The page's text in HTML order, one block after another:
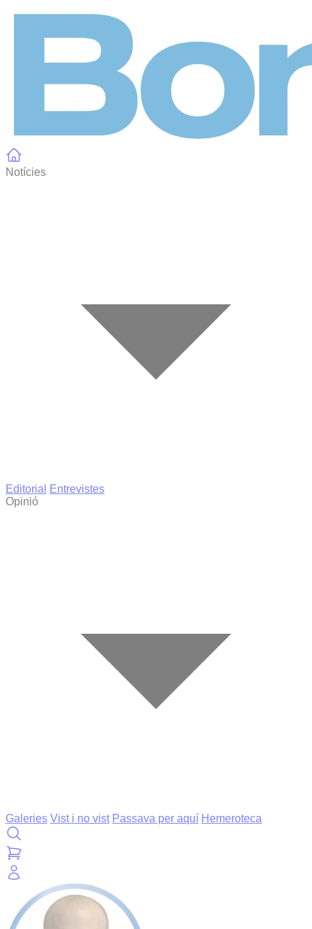
Notícies
Editorial
Entrevistes
Opinió
Galeries Vist i no vist Passava per aquí Hemeroteca